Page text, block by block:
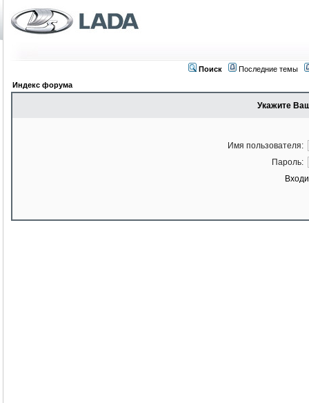
Поиск
Последние темы
Индекс форума
Укажите
Имя пользователя:
Пароль: